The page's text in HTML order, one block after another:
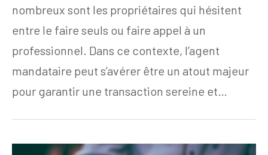
nombreux sont les propriétaires qui hésitent
entre le faire seuls ou faire appel à un
professionnel. Dans ce contexte, l’agent
mandataire peut s’avérer être un atout majeur
pour garantir une transaction sereine et…